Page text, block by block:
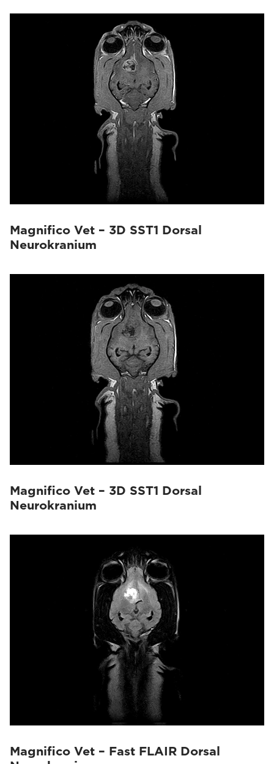
Magnifico Vet – 3D SST1 Dorsal
Neurokranium
Magnifico Vet – 3D SST1 Dorsal
Neurokranium
Magnifico Vet – Fast FLAIR Dorsal